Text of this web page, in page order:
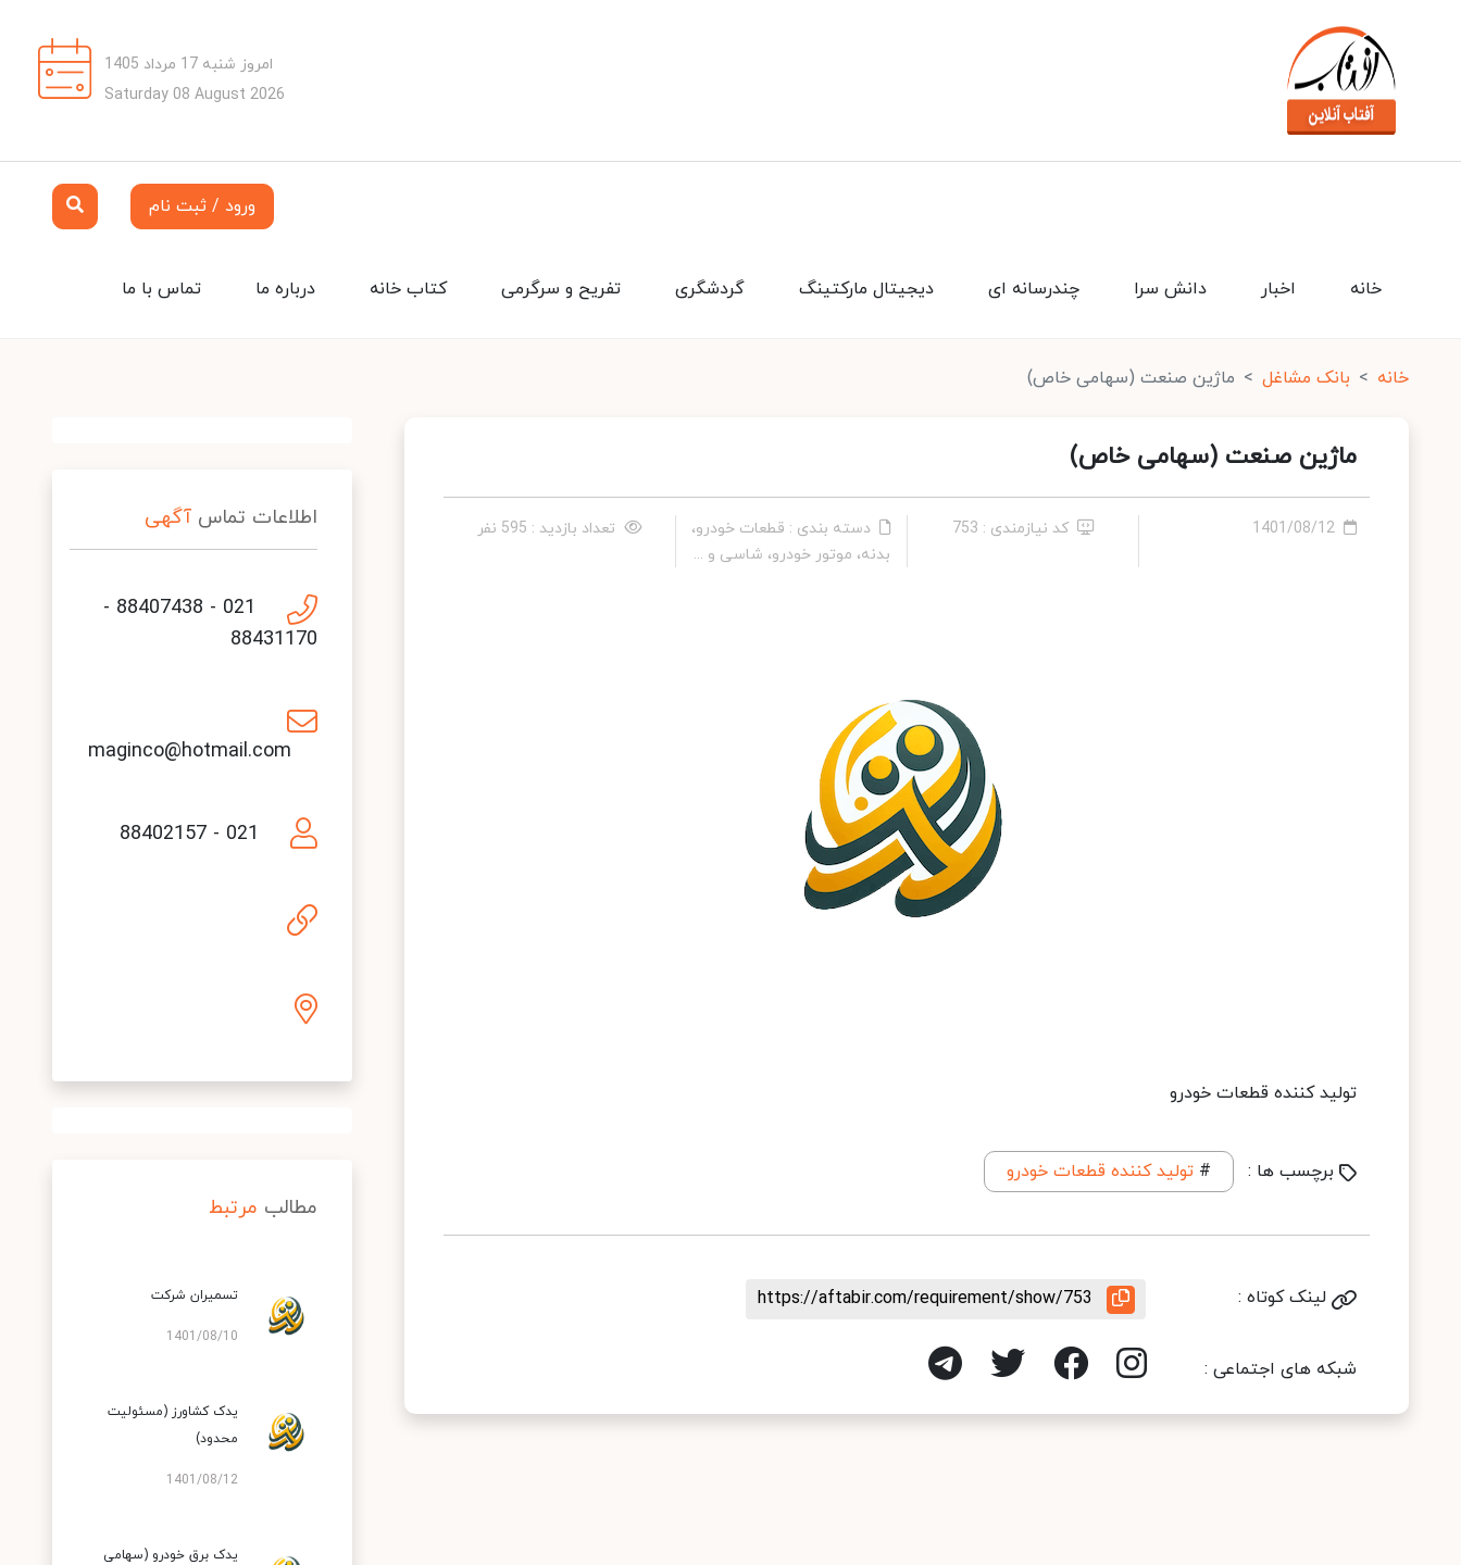
امروز شنبه 17 مرداد 1405
Saturday 08 August 2026
ورود / ثبت نام
تماس با ما درباره ما کتاب خانه تفریح و سرگرمی گردشگری دیجیتال مارکتینگ چندرسانه ای دانش سرا اخبار خانه
خانه بانک مشاغل ماژین صنعت (سهامی خاص)
ماژین صنعت (سهامی خاص)
1401/08/12 کد نیازمندی : 753
دسته بندی : قطعات خودرو،
بدنه، موتور خودرو، شاسی و ...
تعداد بازدید : 595 نفر
تولید کننده قطعات خودرو
برچسب ها : # تولید کننده قطعات خودرو
لینک کوتاه : https://aftabir.com/requirement/show/753
شبکه های اجتماعی :
اطلاعات تماس آگهی
021 - 88407438 -
88431170
maginco@hotmail.com
021 - 88402157
مطالب مرتبط
تسمیران شرکت
1401/08/10
یدک کشاورز (مسئولیت
محدود)
1401/08/12
یدک برق خودرو (سهامی